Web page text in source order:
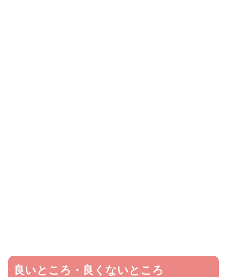
良いところ・良くないところ